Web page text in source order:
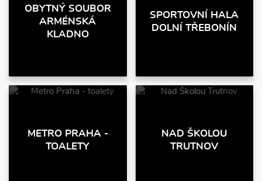
OBYTNÝ SOUBOR
ARMÉNSKÁ
KLADNO
SPORTOVNÍ HALA
DOLNÍ TŘEBONÍN
METRO PRAHA -
TOALETY
NAD ŠKOLOU
TRUTNOV